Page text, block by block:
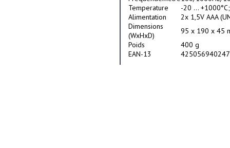
Temperature
-20 ...
Alimentation
2x 1,5V AAA
Dimensions
(WxHxD)
95 x 190 x 45
Poids
400 g
EAN-13